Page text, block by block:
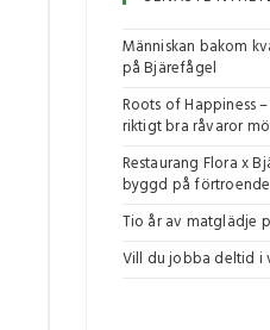
Människan bakom
på Bjärefågel
Roots of Happiness
riktigt bra råvaror
Restaurang Flora x
byggd på
Tio år av matglädje
Vill du jobba deltid i